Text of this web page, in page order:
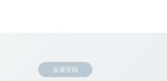
会員登録